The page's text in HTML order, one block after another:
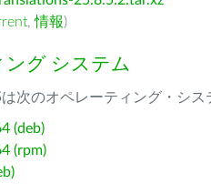
,情報)
グ システム
次のオペレーティング・シ
(deb)
(rpm)